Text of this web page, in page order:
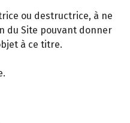
ou destructrice, à ne
du Site pouvant donner
à ce titre.